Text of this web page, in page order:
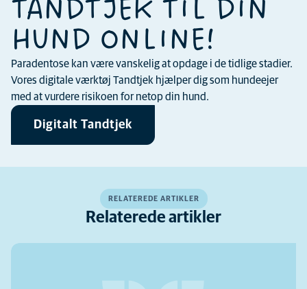
TANDTJEK TIL DIN
HUND ONLINE!
Paradentose kan være vanskelig at opdage i de tidlige stadier.
Vores digitale værktøj Tandtjek hjælper dig som hundeejer
med at vurdere risikoen for netop din hund.
Digitalt Tandtjek
RELATEREDE ARTIKLER
Relaterede artikler